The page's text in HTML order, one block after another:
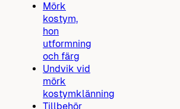
Mörk
kostym,
hon
utformning
och färg
Undvik vid
mörk
kostymklänning
Tillbehör